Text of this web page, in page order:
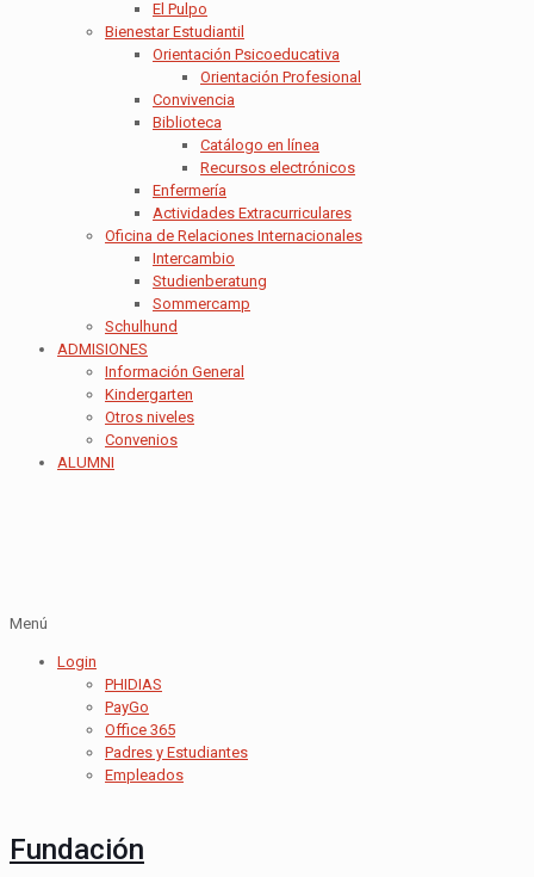
El Pulpo
Bienestar Estudiantil
Orientación Psicoeducativa
Orientación Profesional
Convivencia
Biblioteca
Catálogo en línea
Recursos electrónicos
Enfermería
Actividades Extracurriculares
Oficina de Relaciones Internacionales
Intercambio
Studienberatung
Sommercamp
Schulhund
ADMISIONES
Información General
Kindergarten
Otros niveles
Convenios
ALUMNI
Menú
Login
PHIDIAS
PayGo
Office 365
Padres y Estudiantes
Empleados
Fundación